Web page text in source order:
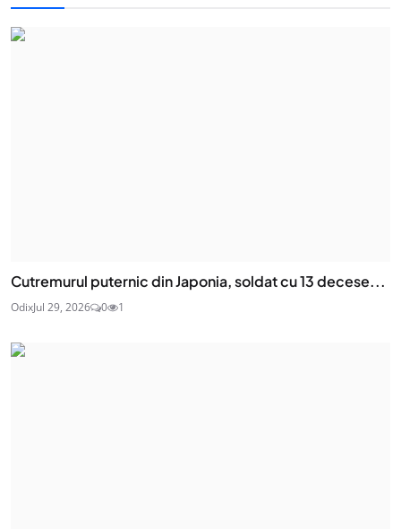
Cutremurul puternic din Japonia, soldat cu 13 decese...
OdixJul 29, 2026 0 1